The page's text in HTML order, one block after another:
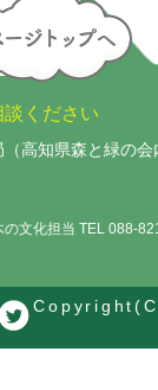
ください
高知県森と緑の会
文化担当 TEL 088-